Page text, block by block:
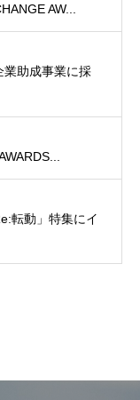
AW...
業助成事業に採
転動」特集にイ